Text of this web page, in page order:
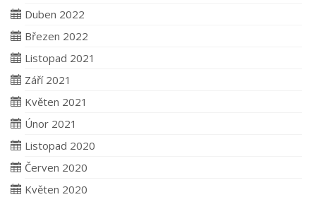
Duben 2022
Březen 2022
Listopad 2021
Září 2021
Květen 2021
Únor 2021
Listopad 2020
Červen 2020
Květen 2020